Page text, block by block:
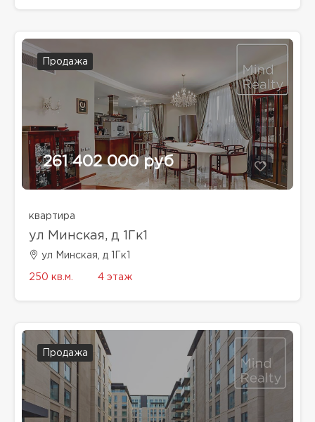
Продажа
261 402 000 руб
квартира
ул Минская, д 1Гк1
ул Минская, д 1Гк1
250 кв.м. 4 этаж
Продажа